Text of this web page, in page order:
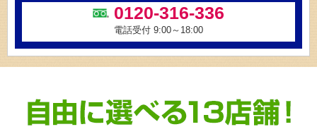
0120-316-336
電話受付 9:00～18:00